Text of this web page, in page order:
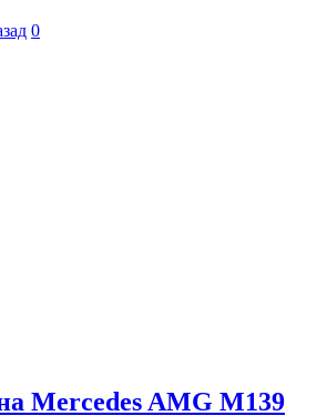
0
Mercedes AMG M139